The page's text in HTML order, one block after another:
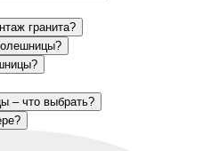
гранита?
– что выбрать?